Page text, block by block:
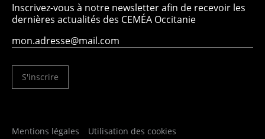
Inscrivez-vous à notre newsletter afin de recevoir les
dernières actualités des CEMÉA Occitanie
S'inscrire
Mentions légales Utilisation des cookies